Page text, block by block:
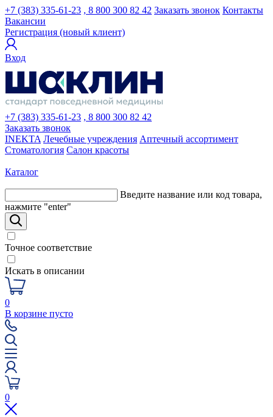
+7 (383) 335-61-23 , 8 800 300 82 42 Заказать звонок Контакты
Вакансии
Регистрация (новый клиент)
Вход
+7 (383) 335-61-23 , 8 800 300 82 42
Заказать звонок
INEKTA Лечебные учреждения Аптечный ассортимент
Стоматология Салон красоты
Каталог
Введите название или код товара,
нажмите "enter"
Точное соответствие
Искать в описании
0
В корзине пусто
0